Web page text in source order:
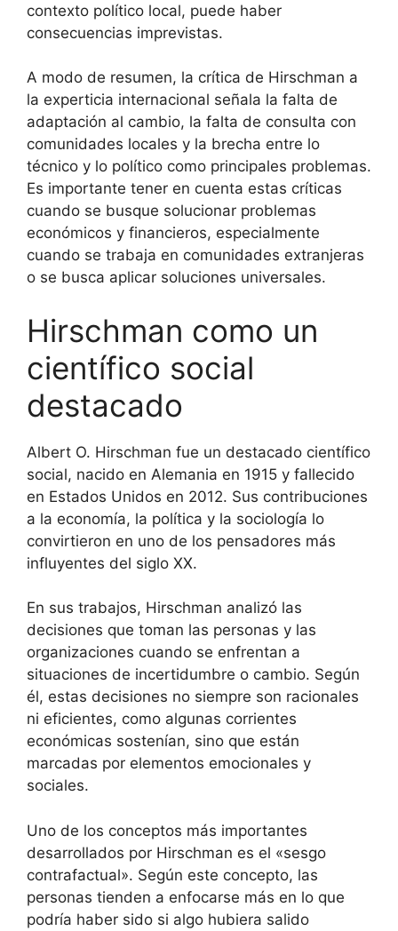
contexto político local, puede haber
consecuencias imprevistas.
A modo de resumen, la crítica de Hirschman a
la experticia internacional señala la falta de
adaptación al cambio, la falta de consulta con
comunidades locales y la brecha entre lo
técnico y lo político como principales problemas.
Es importante tener en cuenta estas críticas
cuando se busque solucionar problemas
económicos y financieros, especialmente
cuando se trabaja en comunidades extranjeras
o se busca aplicar soluciones universales.
Hirschman como un
científico social
destacado
Albert O. Hirschman fue un destacado científico
social, nacido en Alemania en 1915 y fallecido
en Estados Unidos en 2012. Sus contribuciones
a la economía, la política y la sociología lo
convirtieron en uno de los pensadores más
influyentes del siglo XX.
En sus trabajos, Hirschman analizó las
decisiones que toman las personas y las
organizaciones cuando se enfrentan a
situaciones de incertidumbre o cambio. Según
él, estas decisiones no siempre son racionales
ni eficientes, como algunas corrientes
económicas sostenían, sino que están
marcadas por elementos emocionales y
sociales.
Uno de los conceptos más importantes
desarrollados por Hirschman es el «sesgo
contrafactual». Según este concepto, las
personas tienden a enfocarse más en lo que
podría haber sido si algo hubiera salido